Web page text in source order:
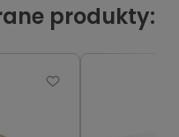
produkty: